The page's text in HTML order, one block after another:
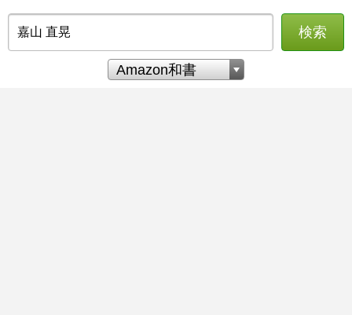
検索